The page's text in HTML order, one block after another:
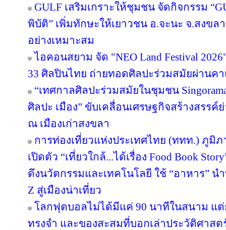
GULF เสริมเกราะให้ชุมชน จัดกิจกรรม
พิบัติ” เพิ่มทักษะให้เยาวชน อ.จะนะ จ.สงข
อย่างเหมาะสม
ไอคอนสยาม จัด "NEO Land Festival
33 ศิลปินไทย ถ่ายทอดศิลปะร่วมสมัยผ่านคา
“เทศกาลศิลปะร่วมสมัยในชุมชน
ศิลปะ เมือง” ขับเคลื่อนเศรษฐกิจสร้างสรรค์
ณ เมืองเก่าสงขลา
การท่องเที่ยวแห่งประเทศไทย (ททท.) ภูมิ
เปิดตัว “เที่ยวใกล้...ได้เรื่อง Food Book
ดึงนวัตกรรมและเทคโนโลยี ใช้ “อาหาร” นำ
Z สู่เมืองน่าเที่ยว
โลกฟุตบอลไม่ได้มีแค่ 90 นาทีในสนาม แต่
ทรงจำ และของสะสมที่บอกเล่าประวัติศาส